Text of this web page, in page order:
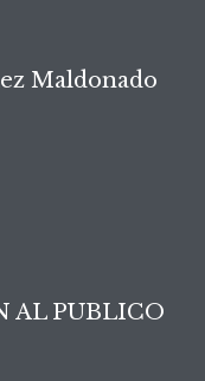
Maldonado
AL PUBLICO